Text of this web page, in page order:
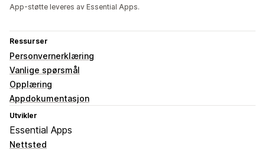
App-støtte leveres av Essential Apps.
Ressurser
Personvernerklæring
Vanlige spørsmål
Opplæring
Appdokumentasjon
Utvikler
Essential Apps
Nettsted